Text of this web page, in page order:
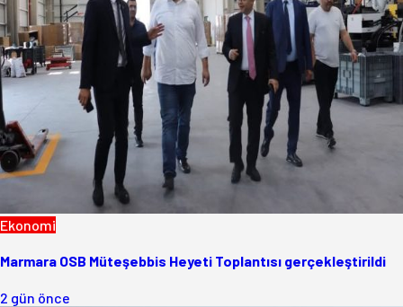
Ekonomi
Marmara OSB Müteşebbis Heyeti Toplantısı gerçekleştirildi
2 gün önce